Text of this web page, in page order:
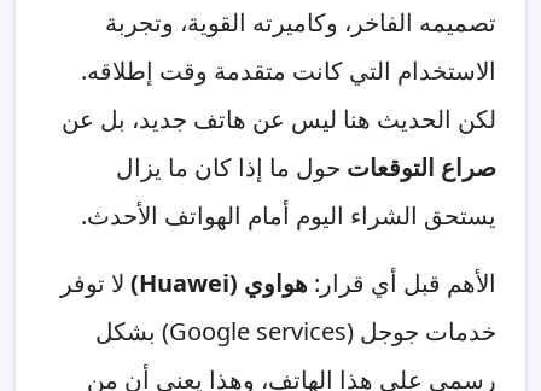
تصميمه الفاخر، وكاميرته القوية، وتجربة
الاستخدام التي كانت متقدمة وقت إطلاقه.
لكن الحديث هنا ليس عن هاتف جديد، بل عن
صراع التوقعات حول ما إذا كان ما يزال
يستحق الشراء اليوم أمام الهواتف الأحدث.
الأهم قبل أي قرار: هواوي (Huawei)
لا توفر
خدمات جوجل (Google services) بشكل
رسمي على هذا الهاتف، وهذا يعني أن من